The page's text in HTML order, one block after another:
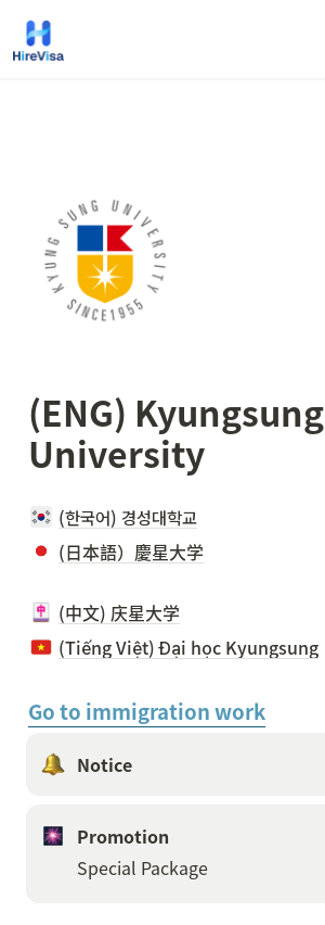
(ENG) Kyungsung
University
(한국어) 경성대학교
(日本語）慶星大学
(中文) 庆星大学
(Tiếng Việt) Đại học Kyungsung
Go to immigration work
Notice
Promotion
Special Package